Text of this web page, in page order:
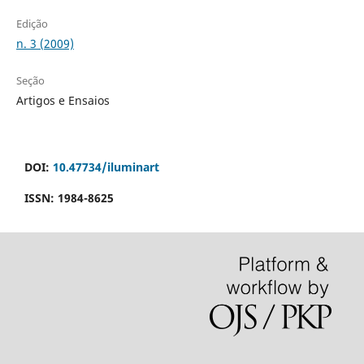
Edição
n. 3 (2009)
Seção
Artigos e Ensaios
DOI: 10.47734/iluminart
ISSN: 1984-8625